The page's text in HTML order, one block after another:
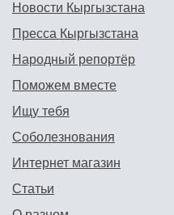
Новости Кыргызстана
Пресса Кыргызстана
Народный репортёр
Поможем вместе
Ищу тебя
Соболезнования
Интернет магазин
Статьи